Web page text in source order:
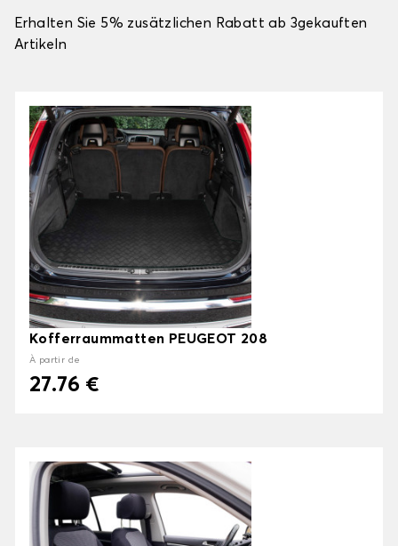
Erhalten Sie 5% zusätzlichen Rabatt ab 3gekauften
Artikeln
Kofferraummatten PEUGEOT 208
À partir de
27.76 €